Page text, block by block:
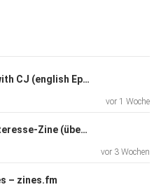
sondern zum Beispiel um
wie sie ihre Handyfotos als
es mit ihren beiden
und "Samstag ist
#36 About ZineMap with CJ (english Episode!) – zines.fm
vor 1 Woche
#35 Über das Kein Interesse-Zine (über KI) mit Dagmar und Henrik – zines.fm
vor 3 Wochen
– zines.fm